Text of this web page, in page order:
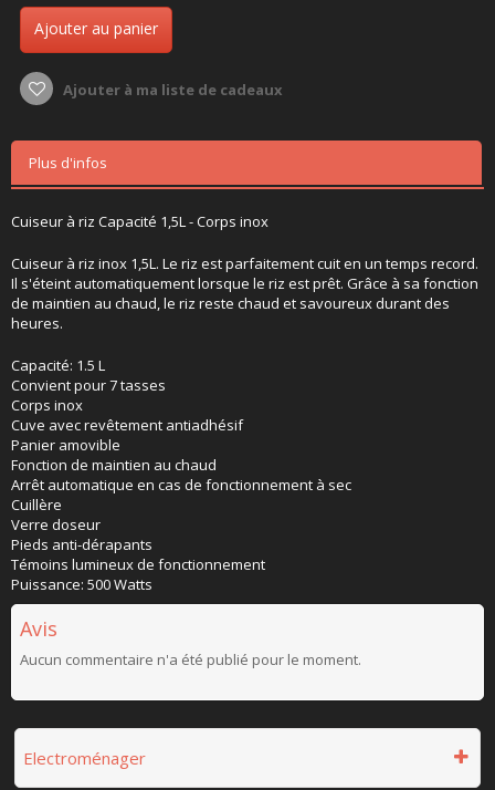
Ajouter au panier
Ajouter à ma liste de cadeaux
Plus d'infos
Cuiseur à riz Capacité 1,5L - Corps inox
Cuiseur à riz inox 1,5L. Le riz est parfaitement cuit en un temps record.
Il s'éteint automatiquement lorsque le riz est prêt. Grâce à sa fonction
de maintien au chaud, le riz reste chaud et savoureux durant des
heures.
Capacité: 1.5 L
Convient pour 7 tasses
Corps inox
Cuve avec revêtement antiadhésif
Panier amovible
Fonction de maintien au chaud
Arrêt automatique en cas de fonctionnement à sec
Cuillère
Verre doseur
Pieds anti-dérapants
Témoins lumineux de fonctionnement
Puissance: 500 Watts
Avis
Aucun commentaire n'a été publié pour le moment.
Electroménager